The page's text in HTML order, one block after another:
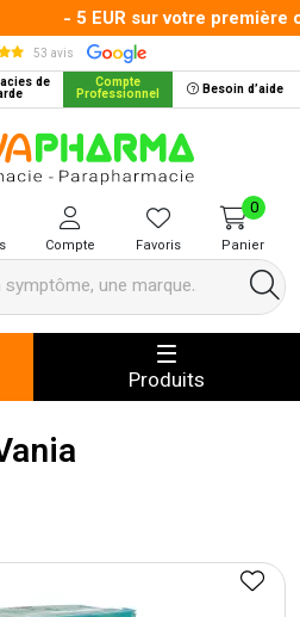
- 5 EUR sur votre première
53 avis
de Compte
Professionnel Besoin d’aide
MVA Pharma Votre pharmacie
Compte Favoris Panier
0
Produits